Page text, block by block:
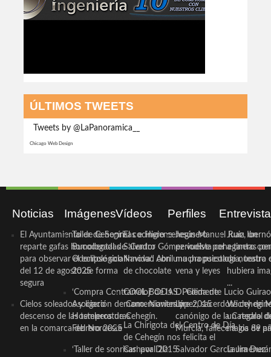
ÚLTIMOS TWEETS
Tweets by @LaPanoramica__
Chicago Web Design
Noticias
El Ayuntamiento de Cehegín
reparte gafas homologadas
para observar el eclipse solar
del 12 de agosto de forma
segura
Cielos soleados y ligero
descenso de las temperaturas
en la comarca del Noroeste
Imágenes
Taller de Sonrisas e Higiene
Bucodental de ‘Centro
Odontológico Innova’. Abril
2025
‘Compra Contrarreloj’ de la
Asociación de Comerciantes y
Hosteleros de Cehegín.
Febrero 2025
‘Taller de sonrisas’ por Día
Vídeos
El cocinero ceheginero
Salvador Gómez vuelve por
Navidad con una propuesta
de chocolate
COOL BODAS. Pedida de
mano. Noviembre 2015
La Chirigota del Centro de Día
de Cehegín nos felicita el
Carnaval 2015
Perfiles
Jesús Manuel Ruiz, un
periodista ceheginero con
mucha psicología, teatro
vena y leyes
D. Clemente Lucio Guirao
López, sacerdote
canónigo de la Catedral
Murcia, fallece a los 89
Salvador García Jiménez
Juan
a tantas
de nuestra
hubiera
...
Wichy de
un regalo
magia de
Laura